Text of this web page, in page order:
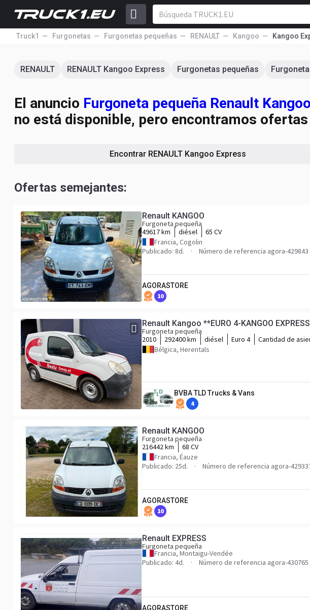
Truck1 Furgonetas Furgonetas pequeñas RENAULT Kangoo Kangoo
RENAULT RENAULT Kangoo Express Furgonetas pequeñas
El anuncio Furgoneta pequeña Renault
no está disponible, pero encontramos
Encontrar RENAULT Kangoo Express
Ofertas semejantes:
Renault KANGOO
Furgoneta pequeña
49617 km
diésel
65 CV
Francia, Cogolin
Publicado: 8d.
Número de referencia agora-429843
AGORASTORE
10
Renault Kangoo **EURO 4-KANGOO
Furgoneta pequeña
2010
292400 km diésel Euro 4 Cantidad de
Bélgica, Herentals
BVBA TLD Trucks & Vans
4
Renault KANGOO
Furgoneta pequeña
216442 km
68 CV
Francia, Éauze
Publicado: 25d.
Número de referencia agora-
AGORASTORE
10
Renault EXPRESS
Furgoneta pequeña
Francia, Montaigu-Vendée
Publicado: 4d.
Número de referencia agora-430765
AGORASTORE